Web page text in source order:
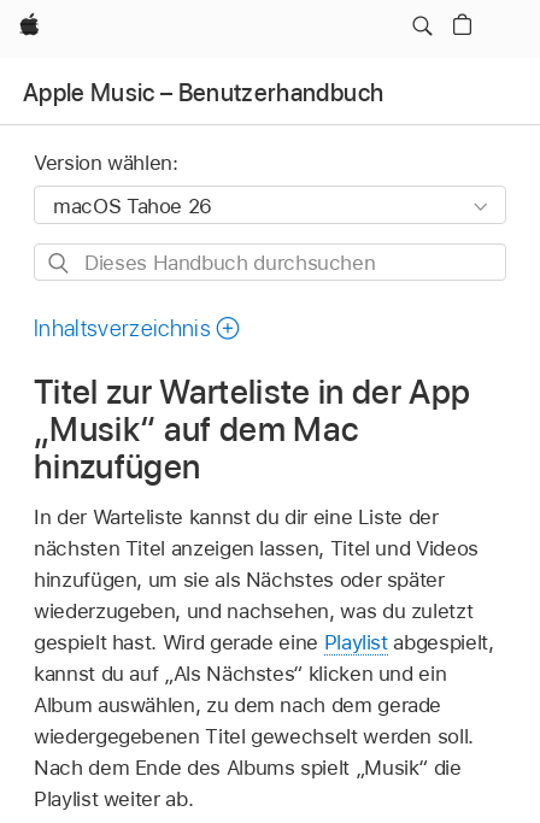
Apple
Apple Music – Benutzerhandbuch
Version wählen:
Dieses
durchsuchen
Inhaltsverzeichnis
Titel zur Warteliste in der App
„Musik“ auf dem Mac
hinzufügen
In der Warteliste kannst du dir eine Liste der
nächsten Titel anzeigen lassen, Titel und Videos
hinzufügen, um sie als Nächstes oder später
wiederzugeben, und nachsehen, was du zuletzt
gespielt hast. Wird gerade eine Playlistabgespielt,
kannst du auf „Als Nächstes“ klicken und ein
Album auswählen, zu dem nach dem gerade
wiedergegebenen Titel gewechselt werden soll.
Nach dem Ende des Albums spielt „Musik“ die
Playlist weiter ab.